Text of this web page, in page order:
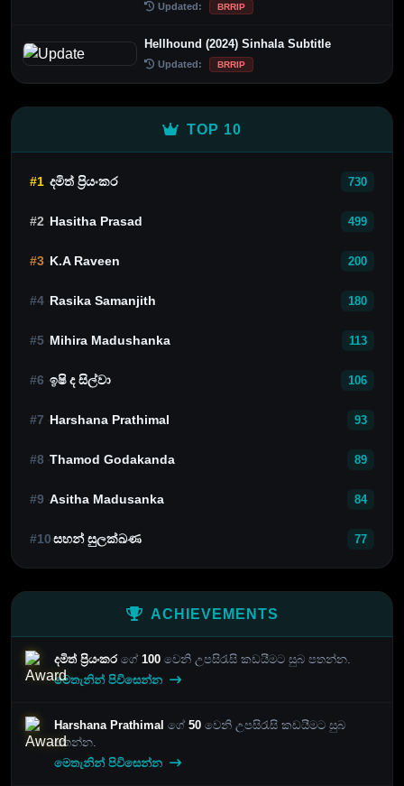
Updated: BRRIP
Hellhound (2024) Sinhala Subtitle
Updated: BRRIP
TOP 10
#1 දමිත් ප්‍රියංකර 730
#2 Hasitha Prasad 499
#3 K.A Raveen 200
#4 Rasika Samanjith 180
#5 Mihira Madushanka 113
#6 ඉෂි ද සිල්වා 106
#7 Harshana Prathimal 93
#8 Thamod Godakanda 89
#9 Asitha Madusanka 84
#10සහන් සුලක්ඛණ 77
ACHIEVEMENTS
දමිත් ප්‍රියංකර ගේ 100 වෙනි උපසිරැසි කඩයීමට සුබ පතන්න.
මෙතැනින් පිවිසෙන්න
Harshana Prathimal ගේ 50 වෙනි උපසිරැසි කඩයීමට සුබ
පතන්න.
මෙතැනින් පිවිසෙන්න